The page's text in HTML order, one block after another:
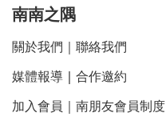
南南之隅
關於我們 聯絡我們
媒體報導 合作邀約
加入會員｜南朋友會員制度